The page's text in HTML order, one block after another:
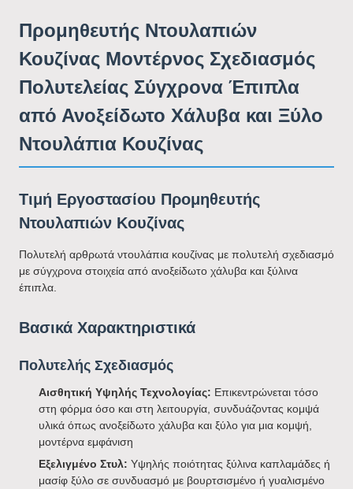
Προμηθευτής Ντουλαπιών
Κουζίνας Μοντέρνος Σχεδιασμός
Πολυτελείας Σύγχρονα Έπιπλα
από Ανοξείδωτο Χάλυβα και Ξύλο
Ντουλάπια Κουζίνας
Τιμή Εργοστασίου Προμηθευτής
Ντουλαπιών Κουζίνας
Πολυτελή αρθρωτά ντουλάπια κουζίνας με πολυτελή σχεδιασμό
με σύγχρονα στοιχεία από ανοξείδωτο χάλυβα και ξύλινα
έπιπλα.
Βασικά Χαρακτηριστικά
Πολυτελής Σχεδιασμός
Αισθητική Υψηλής Τεχνολογίας: Επικεντρώνεται τόσο
στη φόρμα όσο και στη λειτουργία, συνδυάζοντας κομψά
υλικά όπως ανοξείδωτο χάλυβα και ξύλο για μια κομψή,
μοντέρνα εμφάνιση
Εξελιγμένο Στυλ: Υψηλής ποιότητας ξύλινα καπλαμάδες ή
μασίφ ξύλο σε συνδυασμό με βουρτσισμένο ή γυαλισμένο